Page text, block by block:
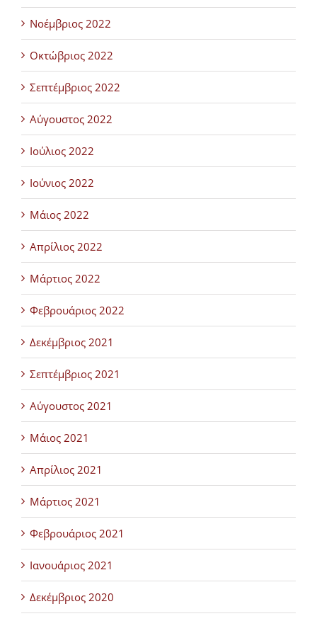
Νοέμβριος 2022
Οκτώβριος 2022
Σεπτέμβριος 2022
Αύγουστος 2022
Ιούλιος 2022
Ιούνιος 2022
Μάιος 2022
Απρίλιος 2022
Μάρτιος 2022
Φεβρουάριος 2022
Δεκέμβριος 2021
Σεπτέμβριος 2021
Αύγουστος 2021
Μάιος 2021
Απρίλιος 2021
Μάρτιος 2021
Φεβρουάριος 2021
Ιανουάριος 2021
Δεκέμβριος 2020